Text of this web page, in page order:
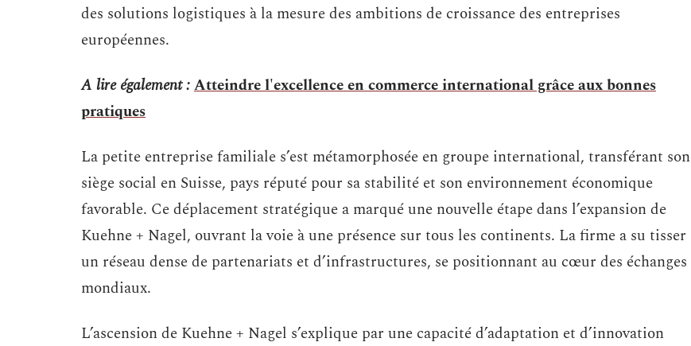
des solutions logistiques à la mesure des ambitions de croissance des entreprises
européennes.
A lire également :Atteindre l'excellence en commerce international grâce aux bonnes
pratiques
La petite entreprise familiale s’est métamorphosée en groupe international, transférant son
siège social en Suisse, pays réputé pour sa stabilité et son environnement économique
favorable. Ce déplacement stratégique a marqué une nouvelle étape dans l’expansion de
Kuehne + Nagel, ouvrant la voie à une présence sur tous les continents. La firme a su tisser
un réseau dense de partenariats et d’infrastructures, se positionnant au cœur des échanges
mondiaux.
L’ascension de Kuehne + Nagel s’explique par une capacité d’adaptation et d’innovation